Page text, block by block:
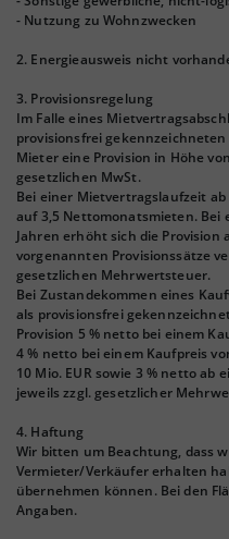
- Nutzung zu Wohnzwecken
2. Energieausweis nicht
3. Provisionsregelung
Im Falle eines
provisionsfrei
Mieter eine Provision in Höhe
gesetzlichen MwSt.
Bei einer Mietvertragslaufzeit
auf 3,5 Nettomonatsmieten. Bei
Jahren erhöht sich die
vorgenannten Provisionssätze
gesetzlichen Mehrwertsteuer.
Bei Zustandekommen eines
als provisionsfrei
Provision 5 % netto bei einem
4 % netto bei einem Kaufpreis
10 Mio. EUR sowie 3 % netto ab
jeweils zzgl. gesetzlicher
4. Haftung
Wir bitten um Beachtung, dass
Vermieter/Verkäufer erhalten
übernehmen können. Bei den
Angaben.